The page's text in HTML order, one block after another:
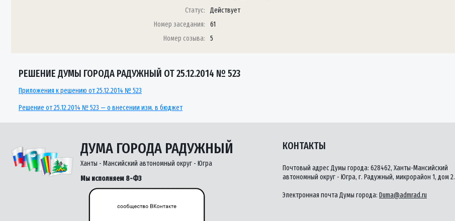
Статус:
Действует
Номер заседания:
61
Номер созыва:
5
РЕШЕНИЕ ДУМЫ ГОРОДА РАДУЖНЫЙ ОТ 25.12.2014 № 523
Приложения к решению от 25.12.2014 № 523
Решение от 25.12.2014 № 523 — о внесении изм. в бюджет
ДУМА ГОРОДА РАДУЖНЫЙ
Ханты - Мансийский автономный округ - Югра
Мы исполняем 8-ФЗ
КОНТАКТЫ
Почтовый адрес Думы города: 628462, Ханты-Мансийский
автономный округ - Югра, г. Радужный, микрорайон 1, дом 2.
Электронная почта Думы города: Duma@admrad.ru